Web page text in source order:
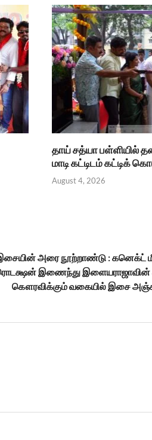
தாய் சத்யா பள்ளியில்
மாடி கட்டிடம் கட்டிக்
August 4, 2026
அரை நூற்றாண்டு : கனெக்ட்
இணைந்து
கௌரவிக்கும் வகையில் இசை